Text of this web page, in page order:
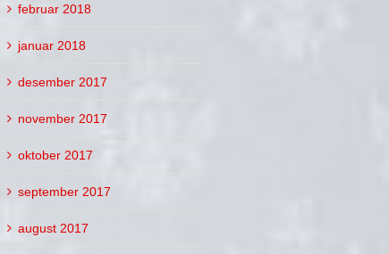
februar 2018
januar 2018
desember 2017
november 2017
oktober 2017
september 2017
august 2017